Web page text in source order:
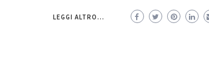
LEGGI ALTRO...